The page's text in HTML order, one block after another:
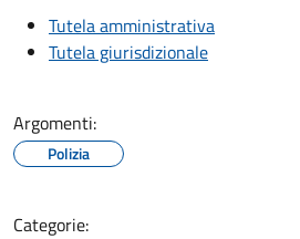
Tutela amministrativa
Tutela giurisdizionale
Argomenti:
Polizia
Categorie: